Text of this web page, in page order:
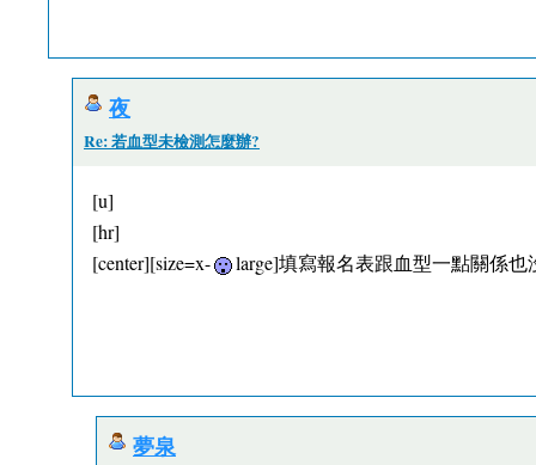
夜
Re: 若血型未檢測怎麼辦?
[u]
[hr]
[center][size=x-
large]填寫報名表跟血型一點關係也
夢泉